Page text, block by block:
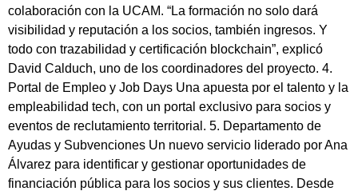
colaboración con la UCAM. “La formación no solo dará
visibilidad y reputación a los socios, también ingresos. Y
todo con trazabilidad y certificación blockchain”, explicó
David Calduch, uno de los coordinadores del proyecto. 4.
Portal de Empleo y Job Days Una apuesta por el talento y la
empleabilidad tech, con un portal exclusivo para socios y
eventos de reclutamiento territorial. 5. Departamento de
Ayudas y Subvenciones Un nuevo servicio liderado por Ana
Álvarez para identificar y gestionar oportunidades de
financiación pública para los socios y sus clientes. Desde